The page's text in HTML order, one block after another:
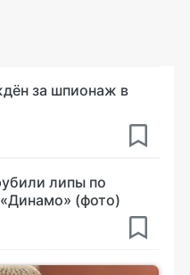
за шпионаж в
липы по
(фото)